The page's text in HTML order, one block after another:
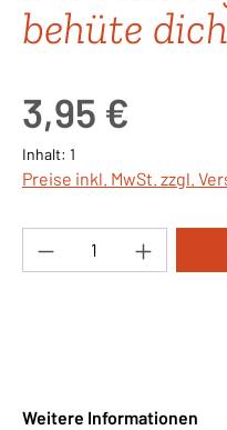
behüte dich
3,95 €
Inhalt: 1
Preise inkl. MwSt. zzgl.
Produkt Anzahl:
Weitere Informationen